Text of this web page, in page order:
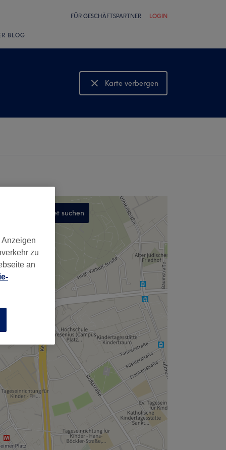
FÜR GESCHÄFTSPARTNER LOGIN
BLOG
Karte verbergen
Karte anzeigen
In diesem Gebiet suchen
zu
an